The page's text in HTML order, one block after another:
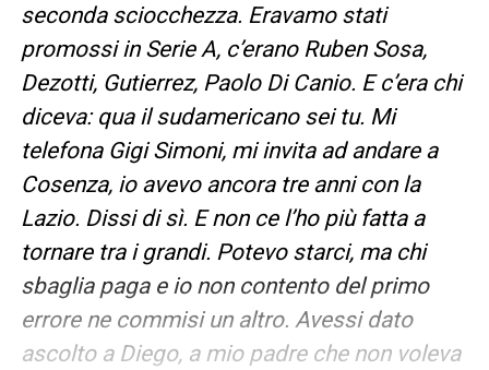
seconda sciocchezza. Eravamo stati
promossi in Serie A, c’erano Ruben Sosa,
Dezotti, Gutierrez, Paolo Di Canio. E c’era chi
diceva: qua il sudamericano sei tu. Mi
telefona Gigi Simoni, mi invita ad andare a
Cosenza, io avevo ancora tre anni con la
Lazio. Dissi di sì. E non ce l’ho più fatta a
tornare tra i grandi. Potevo starci, ma chi
sbaglia paga e io non contento del primo
errore ne commisi un altro. Avessi dato
ascolto a Diego, a mio padre che non voleva